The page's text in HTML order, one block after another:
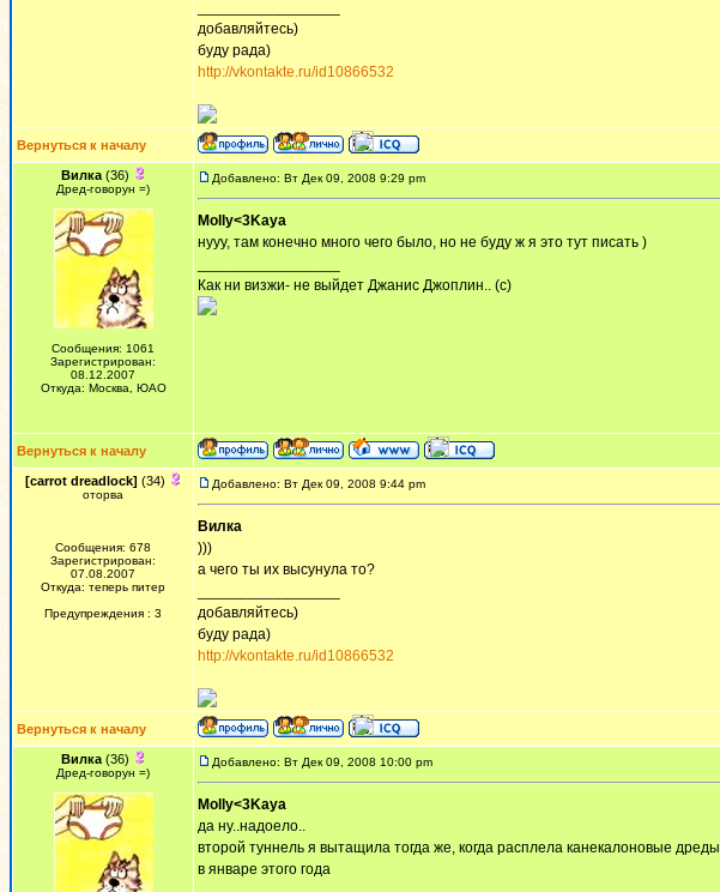
добавляйтесь)
буду рада)
http://vkontakte.ru/id10866532
Вернуться к началу
Вилка(36)
Дред-говорун =)
Сообщения: 1061
Зарегистрирован:
08.12.2007
Откуда: Москва, ЮАО
Добавлено: Вт Дек 09, 2008 9:29 pm
Molly<3Kaya
нууу, там конечно много чего было, но не буду ж я это тут писать )
Как ни визжи- не выйдет Джанис Джоплин.. (с)
Вернуться к началу
[carrot dreadlock] (34)
оторва
Сообщения: 678
Зарегистрирован:
07.08.2007
Откуда: теперь питер
Предупреждения : 3
Добавлено: Вт Дек 09, 2008 9:44 pm
Вилка
)))
а чего ты их высунула то?
добавляйтесь)
буду рада)
http://vkontakte.ru/id10866532
Вернуться к началу
Вилка(36)
Дред-говорун =)
Добавлено: Вт Дек 09, 2008 10:00 pm
Molly<3Kaya
да ну..надоело..
второй туннель я вытащила тогда же, когда расплела канекалоновые дреды
в январе этого года